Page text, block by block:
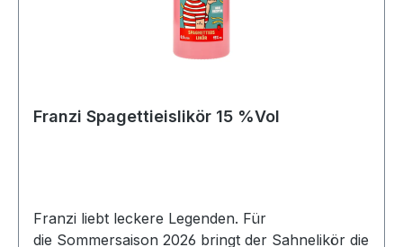
Franzi Spagettieislikör 15 %Vol
Franzi liebt leckere Legenden. Für
die Sommersaison 2026 bringt der Sahnelikör die